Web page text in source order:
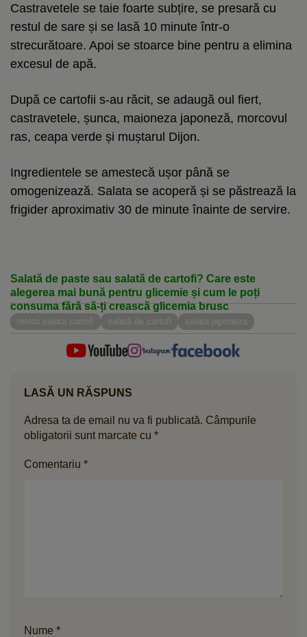
Castravetele se taie foarte subțire, se presară cu
restul de sare și se lasă 10 minute într-o
strecurătoare. Apoi se stoarce bine pentru a elimina
excesul de apă.
După ce cartofii s-au răcit, se adaugă oul fiert,
castravetele, șunca, maioneza japoneză, morcovul
ras, ceapa verde și muștarul Dijon.
Ingredientele se amestecă ușor până se
omogenizează. Salata se acoperă și se păstrează la
frigider aproximativ 30 de minute înainte de servire.
Salată de paste sau salată de cartofi? Care este
alegerea mai bună pentru glicemie și cum le poți
consuma fără să-ți crească glicemia brusc
reteta salata cartofi salată de cartofi salata japoneza
LASĂ UN RĂSPUNS
Adresa ta de email nu va fi publicată. Câmpurile
obligatorii sunt marcate cu *
Comentariu *
Nume *